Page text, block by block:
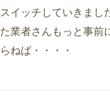
スイッチしていきまし
た業者さんもっと事前
らねば・・・・